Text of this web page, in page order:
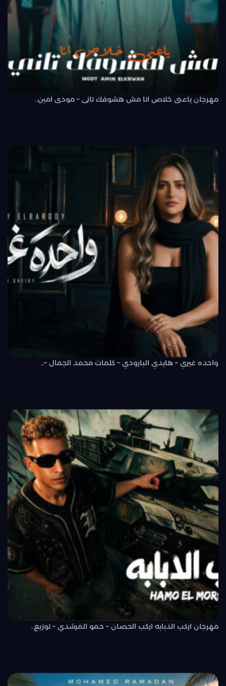
مهرجان ياعنى خلاص انا مش هشوفك تانى – مودى امين..
واحده غيري – هايدي البارودي – كلمات محمد الجمال –..
مهرجان اركب الدبابه اركب الحصان – حمو المرشدي – توزيع..